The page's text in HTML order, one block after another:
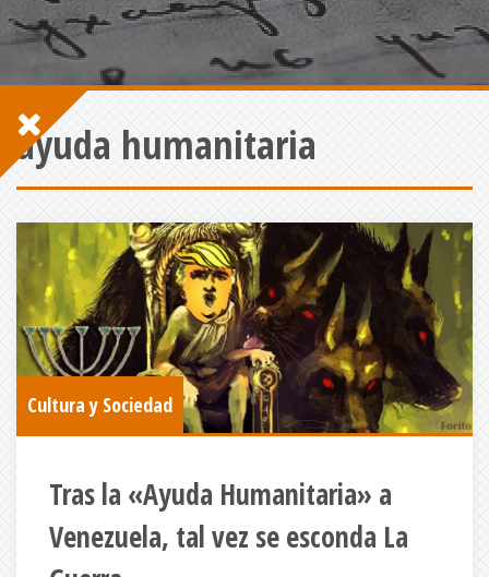
ayuda humanitaria
Cultura y Sociedad
Tras la «Ayuda Humanitaria» a
Venezuela, tal vez se esconda La